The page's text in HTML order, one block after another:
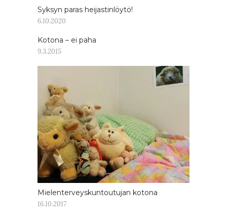
Syksyn paras heijastinlöytö!
6.10.2020
Kotona – ei paha
9.3.2015
Mielenterveyskuntoutujan kotona
16.10.2017